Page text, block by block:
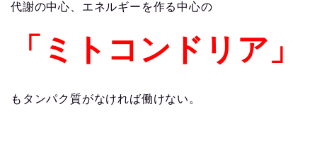
代謝の中心、エネルギーを作る中心の
「ミトコンドリア」
もタンパク質がなければ働けない。